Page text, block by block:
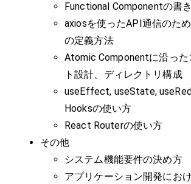
Functional Componentの書
axiosを使ったAPI通信のた
の定義方法
Atomic Componentに沿った
ト設計、ディレクトリ構成
useEffect, useState,
Hooksの使い方
React Routerの使い方
その他
システム機能要件の決め方
アプリケーション開発にお